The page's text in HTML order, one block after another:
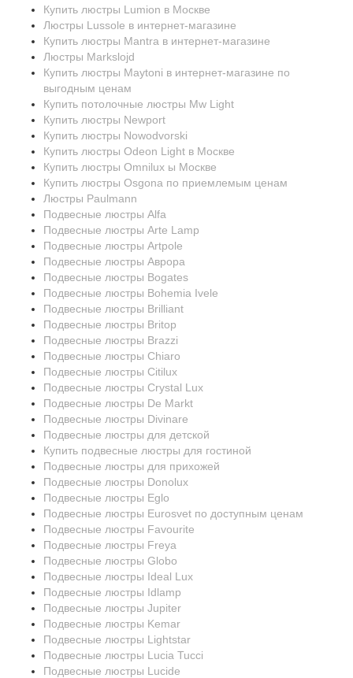
Купить люстры Lumion в Москве
Люстры Lussole в интернет-магазине
Купить люстры Mantra в интернет-магазине
Люстры Markslojd
Купить люстры Maytoni в интернет-магазине по
выгодным ценам
Купить потолочные люстры Mw Light
Купить люстры Newport
Купить люстры Nowodvorski
Купить люстры Odeon Light в Москве
Купить люстры Omnilux ы Москве
Купить люстры Osgona по приемлемым ценам
Люстры Paulmann
Подвесные люстры Alfa
Подвесные люстры Arte Lamp
Подвесные люстры Artpole
Подвесные люстры Аврора
Подвесные люстры Bogates
Подвесные люстры Bohemia Ivele
Подвесные люстры Brilliant
Подвесные люстры Britop
Подвесные люстры Brazzi
Подвесные люстры Chiaro
Подвесные люстры Citilux
Подвесные люстры Crystal Lux
Подвесные люстры De Markt
Подвесные люстры Divinare
Подвесные люстры для детской
Купить подвесные люстры для гостиной
Подвесные люстры для прихожей
Подвесные люстры Donolux
Подвесные люстры Eglo
Подвесные люстры Eurosvet по доступным ценам
Подвесные люстры Favourite
Подвесные люстры Freya
Подвесные люстры Globo
Подвесные люстры Ideal Lux
Подвесные люстры Idlamp
Подвесные люстры Jupiter
Подвесные люстры Kemar
Подвесные люстры Lightstar
Подвесные люстры Lucia Tucci
Подвесные люстры Lucide